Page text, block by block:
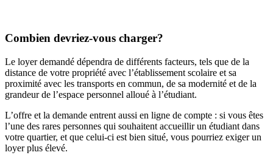
Combien devriez-vous charger?
Le loyer demandé dépendra de différents facteurs, tels que de la
distance de votre propriété avec l’établissement scolaire et sa
proximité avec les transports en commun, de sa modernité et de la
grandeur de l’espace personnel alloué à l’étudiant.
L’offre et la demande entrent aussi en ligne de compte : si vous êtes
l’une des rares personnes qui souhaitent accueillir un étudiant dans
votre quartier, et que celui-ci est bien situé, vous pourriez exiger un
loyer plus élevé.